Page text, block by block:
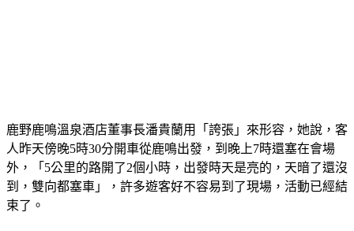
鹿野鹿鳴溫泉酒店董事長潘貴蘭用「誇張」來形容，她說，客
人昨天傍晚5時30分開車從鹿鳴出發，到晚上7時還塞在會場
外，「5公里的路開了2個小時，出發時天是亮的，天暗了還沒
到，雙向都塞車」，許多遊客好不容易到了現場，活動已經結
束了。